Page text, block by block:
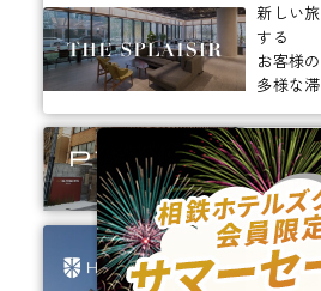
新しい
する
お客様
多様な
ありそ
ちょっ
ビジネ
幅広く